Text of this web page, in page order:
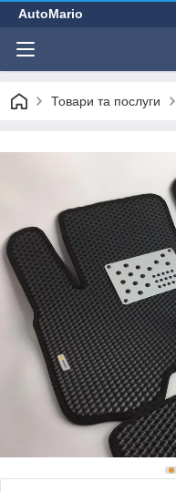
AutoMario
Товари та послуги